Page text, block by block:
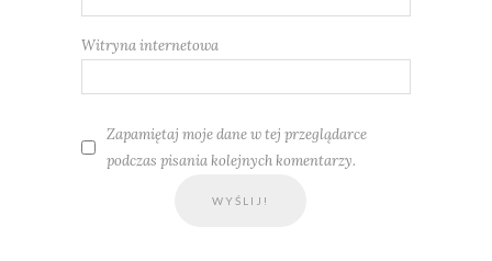
Witryna internetowa
Zapamiętaj moje dane w tej przeglądarce
podczas pisania kolejnych komentarzy.